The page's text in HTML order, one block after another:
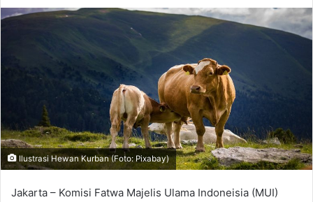
Ilustrasi Hewan Kurban (Foto: Pixabay)
Jakarta – Komisi Fatwa Majelis Ulama Indoneisia (MUI)